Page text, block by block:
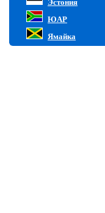
Эстония
ЮАР
Ямайка